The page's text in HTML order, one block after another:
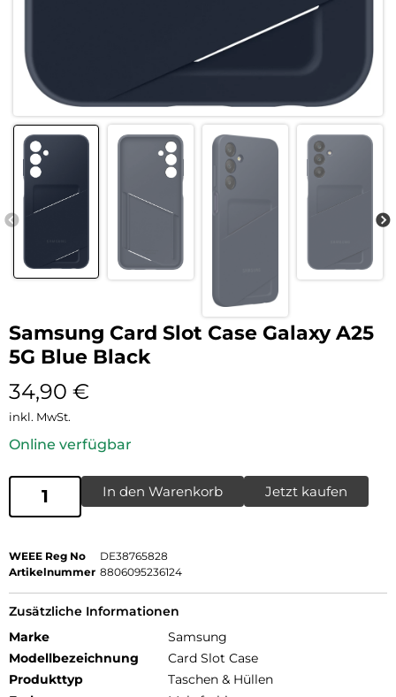
Samsung Card Slot Case Galaxy A25
5G Blue Black
34,90 €
inkl. MwSt.
Online verfügbar
In den Warenkorb Jetzt kaufen
WEEE Reg No
DE38765828
Artikelnummer 8806095236124
Zusätzliche Informationen
Marke
Samsung
Modellbezeichnung
Card Slot Case
Produkttyp
Taschen & Hüllen